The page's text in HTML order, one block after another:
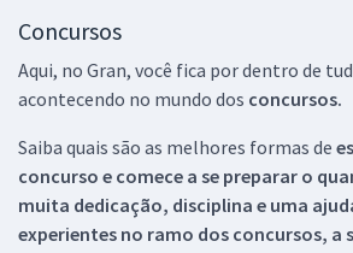
Concursos
Aqui, no Gran, você fica por dentro de
acontecendo no mundo dos concursos.
Saiba quais são as melhores formas de
concurso e comece a se preparar o
muita dedicação, disciplina e uma
experientes no ramo dos concursos, a